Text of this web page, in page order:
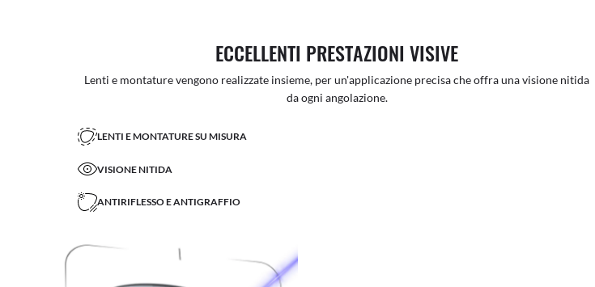
ECCELLENTI PRESTAZIONI VISIVE
Lenti e montature vengono realizzate insieme, per un'applicazione precisa che offra una visione nitida
da ogni angolazione.
LENTI E MONTATURE SU MISURA
VISIONE NITIDA
ANTIRIFLESSO E ANTIGRAFFIO